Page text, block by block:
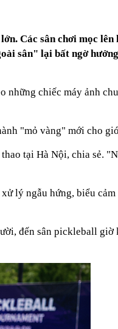
Các sân chơi mọc
sân" lại bất ngờ
những chiếc máy ảnh
"mỏ vàng" mới cho
tại Hà Nội, chia sẻ.
lý ngẫu hứng, biểu
đến sân pickleball giờ